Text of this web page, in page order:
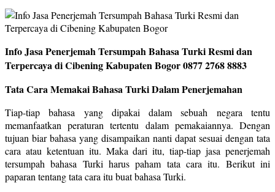
Info Jasa Penerjemah Tersumpah Bahasa Turki Resmi dan
Terpercaya di Cibening Kabupaten Bogor 0877 2768 8883
Tata Cara Memakai Bahasa Turki Dalam Penerjemahan
Tiap-tiap bahasa yang dipakai dalam sebuah negara tentu
memanfaatkan peraturan tertentu dalam pemakaiannya. Dengan
tujuan biar bahasa yang disampaikan nanti dapat sesuai dengan tata
cara atau ketentuan itu. Maka dari itu, tiap-tiap jasa penerjemah
tersumpah bahasa Turki harus paham tata cara itu. Berikut ini
paparan tentang tata cara itu buat bahasa Turki.